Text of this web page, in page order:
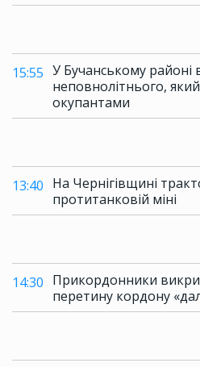
15:55 У Бучанському районі
неповнолітнього,
окупантами
13:40 На Чернігівщині
протитанковій міні
14:30 Прикордонники
перетину кордону